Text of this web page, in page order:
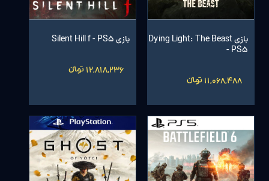
بازی Dying Light: The Beast
- PS5
11,068,488 تومانءءء
بازی Silent Hill f - PS5
12,818,236 تومانءءء